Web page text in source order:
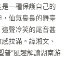
一種保護自己的
，仙氣裊裊的舞臺
這聲冷笑的尾音甚
拉滿。譚湘文、
普”風趣解讀湖南游